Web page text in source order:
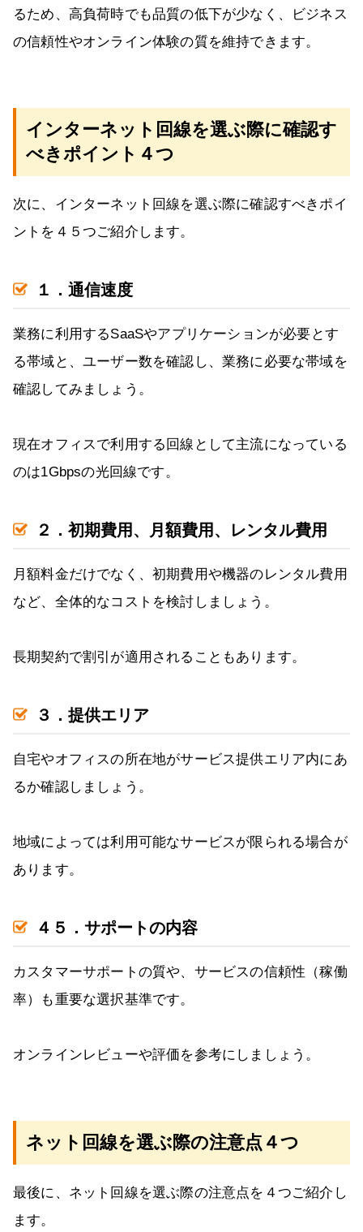
るため、高負荷時でも品質の低下が少なく、ビジネス
の信頼性やオンライン体験の質を維持できます。
インターネット回線を選ぶ際に確認す
べきポイント４つ
次に、インターネット回線を選ぶ際に確認すべきポイ
ントを４５つご紹介します。
１．通信速度
業務に利用するSaaSやアプリケーションが必要とす
る帯域と、ユーザー数を確認し、業務に必要な帯域を
確認してみましょう。
現在オフィスで利用する回線として主流になっている
のは1Gbpsの光回線です。
２．初期費用、月額費用、レンタル費用
月額料金だけでなく、初期費用や機器のレンタル費用
など、全体的なコストを検討しましょう。
長期契約で割引が適用されることもあります。
３．提供エリア
自宅やオフィスの所在地がサービス提供エリア内にあ
るか確認しましょう。
地域によっては利用可能なサービスが限られる場合が
あります。
４５．サポートの内容
カスタマーサポートの質や、サービスの信頼性（稼働
率）も重要な選択基準です。
オンラインレビューや評価を参考にしましょう。
ネット回線を選ぶ際の注意点４つ
最後に、ネット回線を選ぶ際の注意点を４つご紹介し
ます。